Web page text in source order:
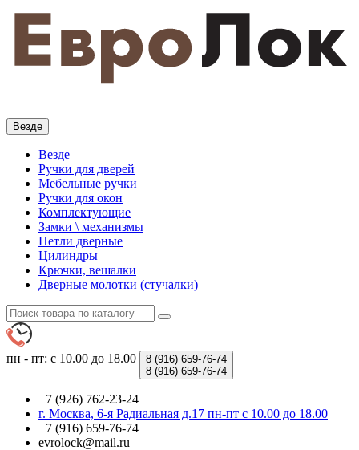
Везде
Везде
Ручки для дверей
Мебельные ручки
Ручки для окон
Комплектующие
Замки \ механизмы
Петли дверные
Цилиндры
Крючки, вешалки
Дверные молотки (стучалки)
пн - пт: с 10.00 до 18.00 8 (916) 659-76-74
8 (916) 659-76-74
+7 (926) 762-23-24
г. Москва, 6-я Радиальная д.17 пн-пт с 10.00 до 18.00
+7 (916) 659-76-74
evrolock@mail.ru